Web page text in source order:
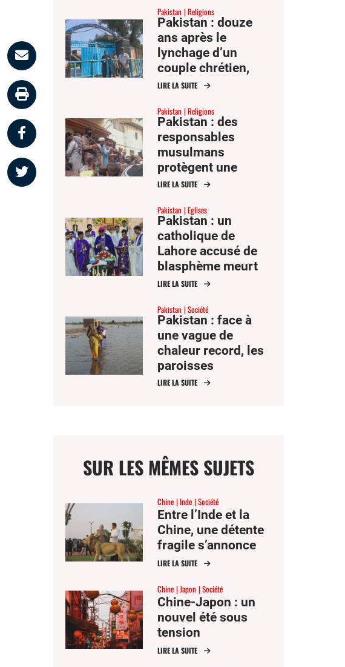
Partage
email
Imprimer
page
Partager
facebook
Partager
Pakistan Religions
Pakistan : douze
ans après le
lynchage d’un
couple chrétien,
tous les accusés
LIRE LA SUITE
Pakistan Religions
Pakistan : des
responsables
musulmans
protègent une
famille chrétienne
blasphème
LIRE LA SUITE
Pakistan Eglises
Pakistan : un
catholique de
Lahore accusé de
blasphème meurt
en détention
LIRE LA SUITE
Pakistan Société
Pakistan : face à
une vague de
chaleur record, les
paroisses
distribuent de l’eau
LIRE LA SUITE
SUR LES MÊMES SUJETS
Chine Inde Société
Entre l’Inde et la
Chine, une détente
fragile s’annonce
LIRE LA SUITE
Chine Japon Société
Chine-Japon : un
nouvel été sous
tension
LIRE LA SUITE